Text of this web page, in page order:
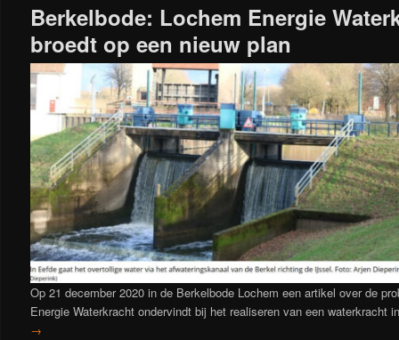
Berkelbode: Lochem Energie
broedt op een nieuw plan
Op 21 december 2020 in de Berkelbode Lochem een artikel over de
Energie Waterkracht ondervindt bij het realiseren van een waterkracht
→